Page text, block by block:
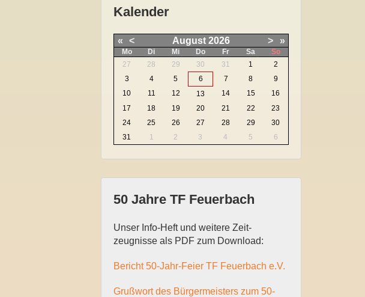
Kalender
« < August 2026 > »
Mo Di Mi Do Fr Sa
So
27
28 29 30 31 1
2
3
4 5 6 7 8
9
10
11 12 13 14 15
16
17
18 19 20 21 22
23
24
25 26 27 28 29
30
31
1 2 3 4 5 6
50 Jahre TF Feuerbach
Unser Info-Heft und weitere Zeit-
zeugnisse als PDF zum Download:
Bericht 50-Jahr-Feier TF Feuerbach e.V.
Grußwort des Bürgermeisters zum 50-